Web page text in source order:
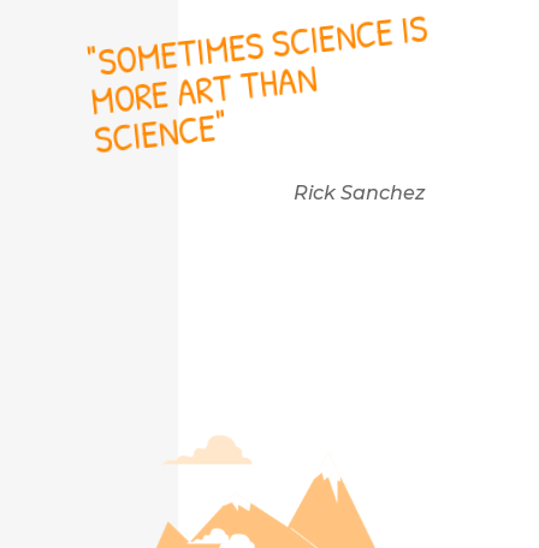
"SO
METI
MES SCIENCE IS
MORE ART THAN
SCIENCE"
Rick Sanchez